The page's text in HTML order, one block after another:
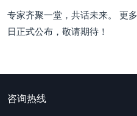
专家齐聚一堂，共话未来。 更
日正式公布，敬请期待！
咨询热线